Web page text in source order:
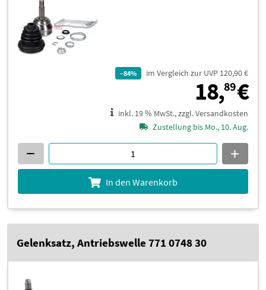
–84% im Vergleich zur UVP 120,90 €
18,89€
inkl. 19 % MwSt., zzgl. Versandkosten
Zustellung bis Mo., 10. Aug.
In den Warenkorb
Gelenksatz, Antriebswelle 771 0748 30